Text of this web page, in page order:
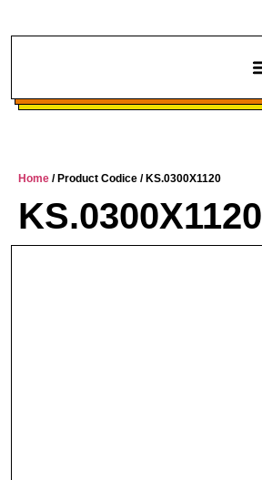
Home / Product Codice / KS.0300X1120
KS.0300X1120